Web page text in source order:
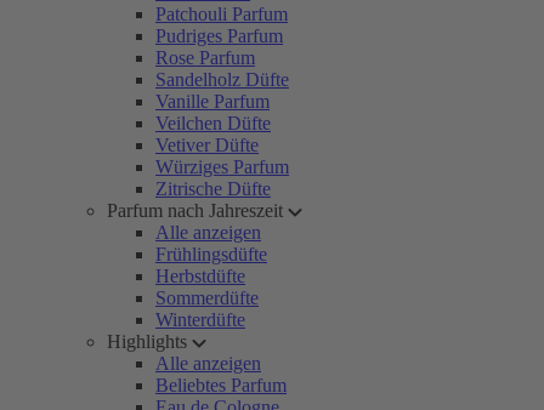
Patchouli Parfum
Pudriges Parfum
Rose Parfum
Sandelholz Düfte
Vanille Parfum
Veilchen Düfte
Vetiver Düfte
Würziges Parfum
Zitrische Düfte
Parfum nach Jahreszeit
Alle anzeigen
Frühlingsdüfte
Herbstdüfte
Sommerdüfte
Winterdüfte
Highlights
Alle anzeigen
Beliebtes Parfum